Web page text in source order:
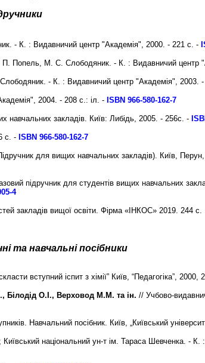
- К . : Видавничий центр "Академія", 2000. - 221 с. -
П. Попель, М. С. Слободяник. - К. : Видавничий центр
- К. : Видавничий центр "Академія", 2003.
2004. - 208 с.: іл. - ISBN 966-580-162-7
навчальних закладів. Київ: Либідь, 2005. - 256с. -
с. - ISBN 966-580-162-7
для вищих навчальних закладів). Київ,
підручник для студентів вищих навчальних
4
закладів вищої освіти. Фірма «ІНКОС» 2019. 244 с.
та навчальні посібники
вступний іспит з хімії” Київ, “Педагогіка”, 2000,
Білодід О.І., Верховод М.М. та ін. // Учбово-
Навчальний посібник. Київ, „Київський
; Київський національний ун-т ім. Тараса Шевченка. - К.